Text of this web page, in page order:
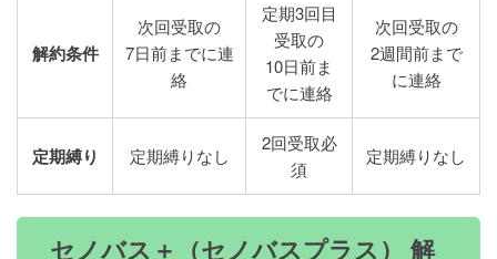
解約条件
次回受取の
7日前までに連
絡
定期3回目
受取の
10日前ま
でに連絡
次回受取の
2週間前まで
に連絡
定期縛り 定期縛りなし
2回受取必
須
定期縛りなし
セノバス＋（セノバスプラス） 解